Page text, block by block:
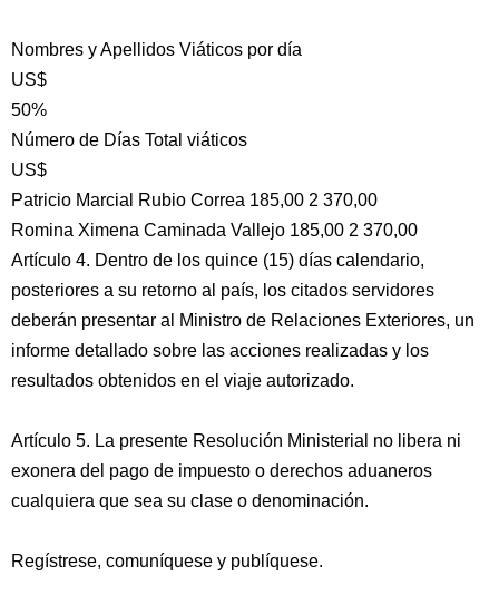
Nombres y Apellidos Viáticos por día
US$
50%
Número de Días Total viáticos
US$
Patricio Marcial Rubio Correa 185,00 2 370,00
Romina Ximena Caminada Vallejo 185,00 2 370,00
Artículo 4. Dentro de los quince (15) días calendario,
posteriores a su retorno al país, los citados servidores
deberán presentar al Ministro de Relaciones Exteriores, un
informe detallado sobre las acciones realizadas y los
resultados obtenidos en el viaje autorizado.
Artículo 5. La presente Resolución Ministerial no libera ni
exonera del pago de impuesto o derechos aduaneros
cualquiera que sea su clase o denominación.
Regístrese, comuníquese y publíquese.